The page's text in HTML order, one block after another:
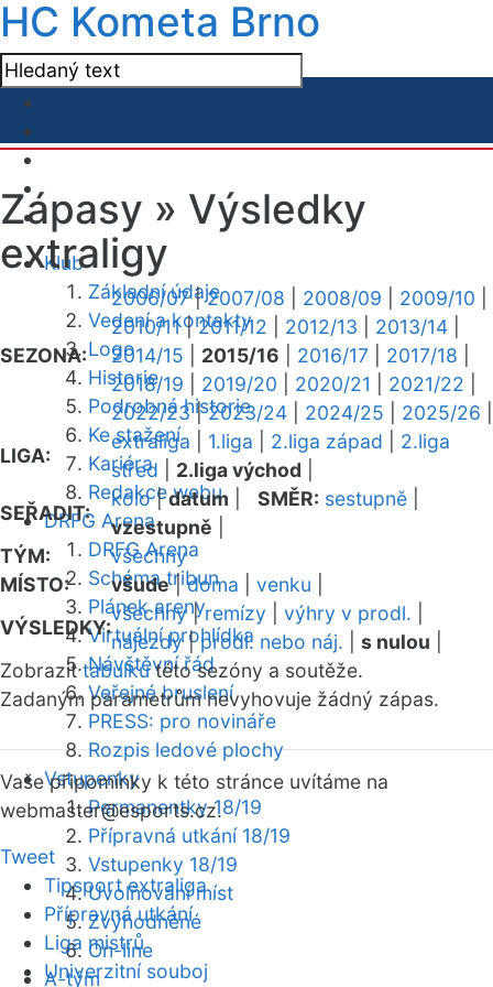
HC Kometa Brno
Klub
Základní údaje
Vedení a kontakty
Logo
Historie
Podrobná historie
Ke stažení
Kariéra
Redakce webu
DRFG Arena
DRFG Arena
Schéma tribun
Plánek areny
Virtuální prohlídka
Návštěvní řád
Veřejné bruslení
PRESS: pro novináře
Rozpis ledové plochy
Vstupenky
Permanentky 18/19
Přípravná utkání 18/19
Vstupenky 18/19
Uvolňování míst
Zvýhodněné
On-line
A-tým
Zápasy » Výsledky
extraligy
SEZONA:
2006/07|2007/08 2008/09 2009/10
2010/11|2011/12 2012/13 2013/14
2014/15
2015/16 2016/17 2017/18
2018/19
2019/20 2020/21 2021/22
2022/23|2023/24 2024/25 2025/26
LIGA:
extraliga 1.liga 2.liga západ
2.liga
střed
2.liga východ
SEŘADIT:
kolo|datum SMĚR: sestupně
vzestupně
TÝM:
všechny
MÍSTO:
všude|doma venku
VÝSLEDKY:
všechny|remízy výhry v prodl.
nájezdy|prodl. nebo náj. s nulou
Zobrazittabulkutéto sezóny a soutěže.
Zadaným parametrům nevyhovuje žádný zápas.
Vaše připomínky k této stránce uvítáme na
webmaster@esports.cz.
Tweet
Tipsport extraliga
Přípravná utkání
Liga mistrů
Univerzitní souboj